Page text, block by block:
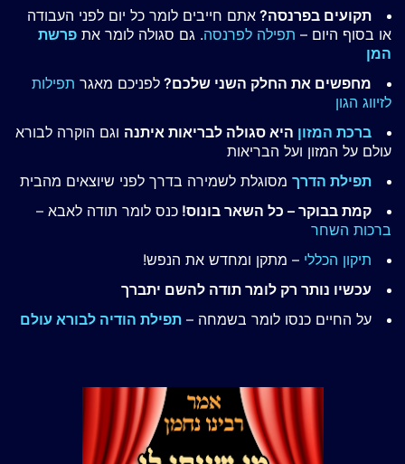
תקועים בפרנסה? אתם חייבים לומר כל יום לפני העבודה
או בסוף היום – תפילה לפרנסה. גם סגולה לומר את פרשת
המן
מחפשים את החלק השני שלכם? לפניכם מאגר תפילות
לזיווג הגון
ברכת המזון היא סגולה לבריאות איתנה וגם הוקרה לבורא
עולם על המזון ועל הבריאות
תפילת הדרך מסוגלת לשמירה בדרך לפני שיוצאים מהבית
קמת בבוקר – כל השאר בונוס! כנס לומר תודה לאבא –
ברכות השחר
תיקון הכללי – מתקן ומחדש את הנפש!
עכשיו נותר רק לומר תודה להשם יתברך
על החיים כנסו לומר בשמחה – תפילת הודיה לבורא עולם